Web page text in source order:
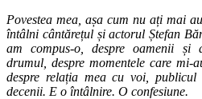
Povestea mea, așa cum nu ați mai
întâlni cântărețul și actorul Ștefan
am compus-o, despre oamenii și
drumul, despre momentele care mi-
despre relația mea cu voi,
decenii. E o întâlnire. O confesiune.